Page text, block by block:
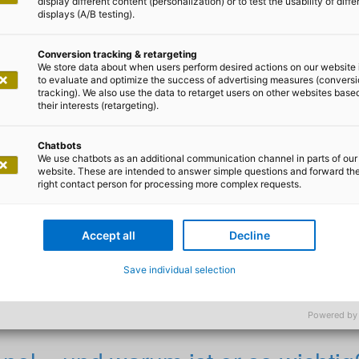
Eckardt
aus generierten Leads
zu wertvollen Kundinnen
digitales Marketing ein wirkungsvolles Instrument, um
allein genügt nicht – er ist zu wertvoll, um
daher: Wie werden Interessierte zu zahlenden/
displays (A/B testing).
Conversion tracking & retargeting
We store data about when users perform desired actions on our website
to evaluate and optimize the success of advertising measures
tracking). We also use the data to retarget users on other websites
their interests (retargeting).
Chatbots
We use chatbots as an additional communication channel in parts of our
website. These are intended to answer simple questions and forward
right contact person for processing more complex requests.
Accept all Decline
Save individual selection
Powered by